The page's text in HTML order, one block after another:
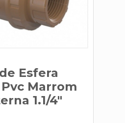
Esfera
Marrom
1.1/4"